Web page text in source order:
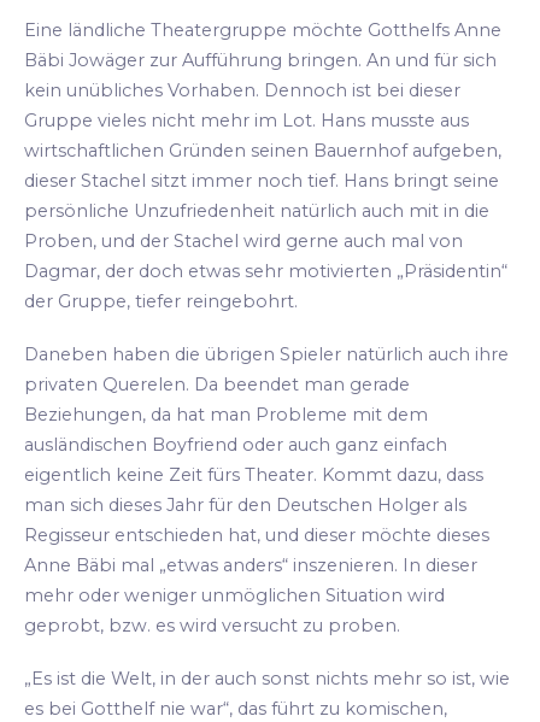
Eine ländliche Theatergruppe möchte Gotthelfs Anne
Bäbi Jowäger zur Aufführung bringen. An und für sich
kein unübliches Vorhaben. Dennoch ist bei dieser
Gruppe vieles nicht mehr im Lot. Hans musste aus
wirtschaftlichen Gründen seinen Bauernhof aufgeben,
dieser Stachel sitzt immer noch tief. Hans bringt seine
persönliche Unzufriedenheit natürlich auch mit in die
Proben, und der Stachel wird gerne auch mal von
Dagmar, der doch etwas sehr motivierten „Präsidentin“
der Gruppe, tiefer reingebohrt.
Daneben haben die übrigen Spieler natürlich auch ihre
privaten Querelen. Da beendet man gerade
Beziehungen, da hat man Probleme mit dem
ausländischen Boyfriend oder auch ganz einfach
eigentlich keine Zeit fürs Theater. Kommt dazu, dass
man sich dieses Jahr für den Deutschen Holger als
Regisseur entschieden hat, und dieser möchte dieses
Anne Bäbi mal „etwas anders“ inszenieren. In dieser
mehr oder weniger unmöglichen Situation wird
geprobt, bzw. es wird versucht zu proben.
„Es ist die Welt, in der auch sonst nichts mehr so ist, wie
es bei Gotthelf nie war“, das führt zu komischen,